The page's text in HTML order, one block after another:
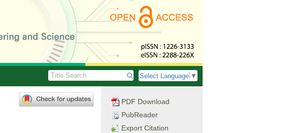
Select Language ▼
PDF Download
PubReader
Export Citation